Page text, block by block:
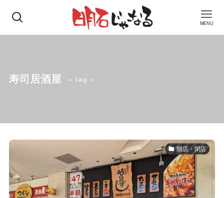
MENU
寿司居酒屋 – tag –
開店・閉店